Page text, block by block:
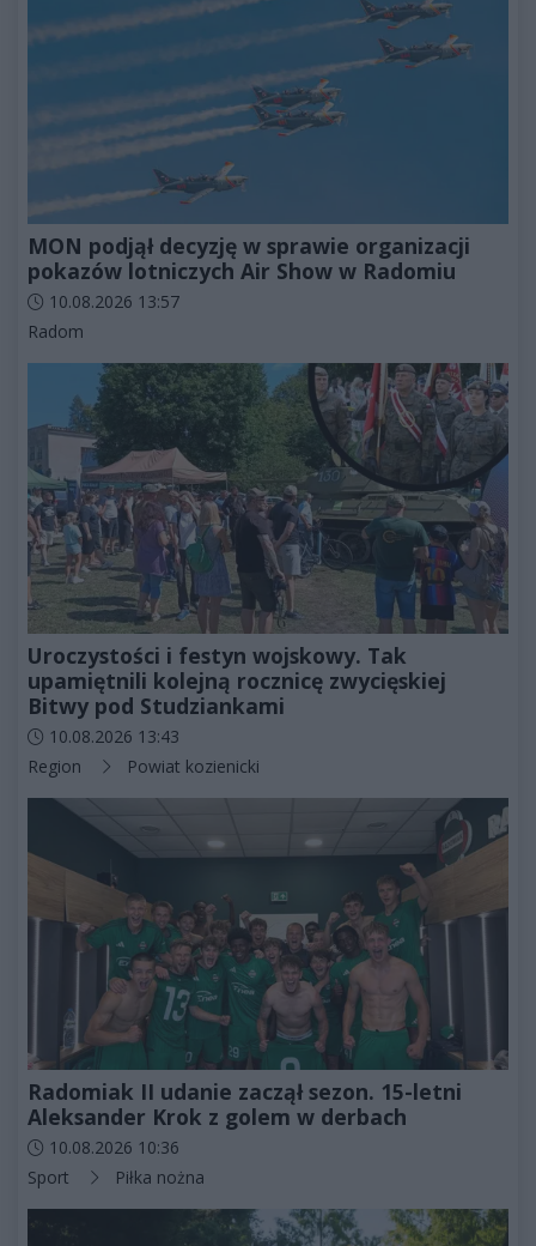
MON podjął decyzję w sprawie organizacji
pokazów lotniczych Air Show w Radomiu
Data dodania artykułu:
10.08.2026 13:57
Kategorie artykułu:
Radom
Uroczystości i festyn wojskowy. Tak
upamiętnili kolejną rocznicę zwycięskiej
Bitwy pod Studziankami
Data dodania artykułu:
10.08.2026 13:43
Kategorie artykułu:
Region Powiat kozienicki
Radomiak II udanie zaczął sezon. 15-letni
Aleksander Krok z golem w derbach
Data dodania artykułu:
10.08.2026 10:36
Kategorie artykułu:
Sport Piłka nożna